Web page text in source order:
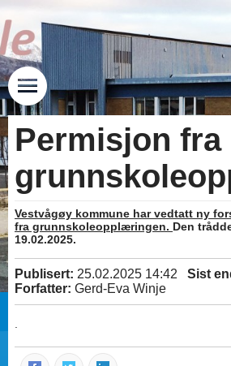
Permisjon fra
Vestvågøy kommune har vedtatt ny
fra grunnskoleopplæringen. Den
19.02.2025.
Publisert: 25.02.2025 14:42 Sist
Forfatter: Gerd-Eva Winje